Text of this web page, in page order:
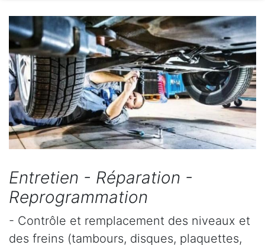
Entretien - Réparation -
Reprogrammation
- Contrôle et remplacement des niveaux et
des freins (tambours, disques, plaquettes,